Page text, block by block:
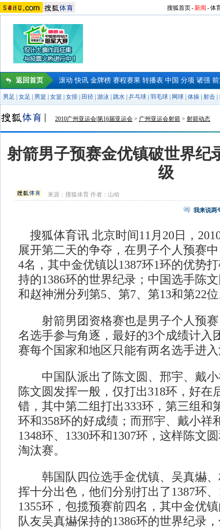
搜狐首页-新闻 -体
返回首页 滚动 快讯 金牌榜 赛程赛果 转播表 中国 分项 诸强
男足 女足 男篮 女篮 女排 田径 游泳 跳水 乒乓球 羽毛球 网球 体操 射击
2010广州亚运会|第16届亚运会 > 广州亚运会射箭 > 射箭动态
射箭男子预赛金优镇破世界纪
级
来源：搜狐体育 作者：山哈
我来说两
搜狐体育讯 北京时间11月20日，
展开第二天的争夺，在男子个人预赛
4名，其中金优镇以1387环1环的优势
持的1386环的世界纪录；中国选手陈
和赵神洲分列第5、第7、第13和第22
射箭男团资格赛也是男子个人预赛
名选手参与角逐，最好的3个成绩计入
赛每个国家和地区只能有两名选手进
中国队派出了陈文圆、邢宇、戴小
陈文圆发挥一般，仅打出318环，好在
错，其中第二组打出333环，第三组和
环和358环的好成绩；而邢宇、戴小祥
1348环、1330环和1307环，这样陈文
淘汰赛。
韩国队四位选手金优镇、吴真爀、
挥十分出色，他们分别打出了1387环
1355环，包揽预赛前四名，其中金优
队友吴真爀保持的1386环的世界纪录